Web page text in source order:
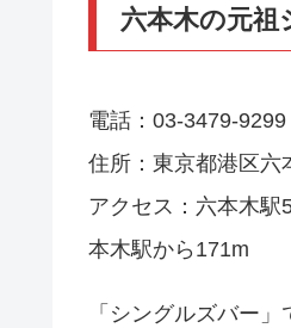
六本木の元祖
電話：03-3479-9299
住所：東京都港区
アクセス：六本木駅
本木駅から171m
「シングルズバー